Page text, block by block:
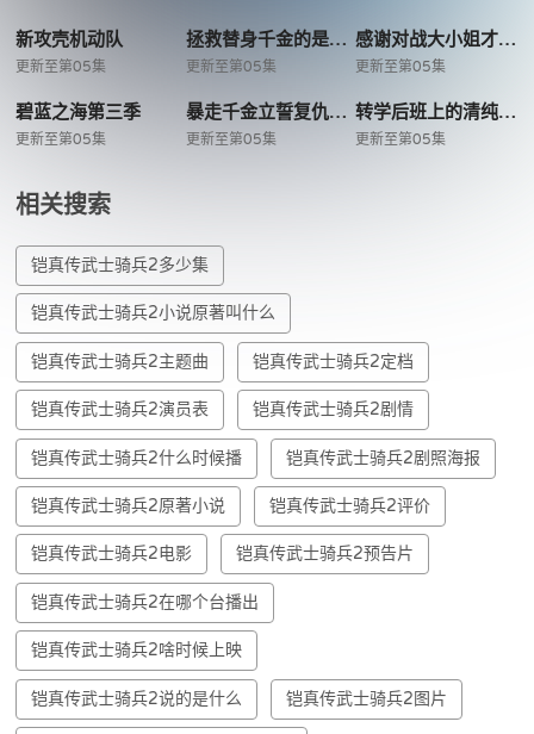
新攻壳机动队
更新至第05集
拯救替身千金的是冷酷无情冰之王子的爱
更新至第05集
感谢对战大小姐才不玩格斗游戏
更新至第05集
碧蓝之海第三季
更新至第05集
暴走千金立誓复仇用魔导书之力碾碎祖国
更新至第05集
转学后班上的清纯可爱美少女竟是小时候玩在一起的哥儿们
更新至第05集
相关搜索
铠真传武士骑兵2多少集
铠真传武士骑兵2小说原著叫什么
铠真传武士骑兵2主题曲 铠真传武士骑兵2定档
铠真传武士骑兵2演员表 铠真传武士骑兵2剧情
铠真传武士骑兵2什么时候播 铠真传武士骑兵2剧照海报
铠真传武士骑兵2原著小说 铠真传武士骑兵2评价
铠真传武士骑兵2电影 铠真传武士骑兵2预告片
铠真传武士骑兵2在哪个台播出
铠真传武士骑兵2啥时候上映
铠真传武士骑兵2说的是什么 铠真传武士骑兵2图片